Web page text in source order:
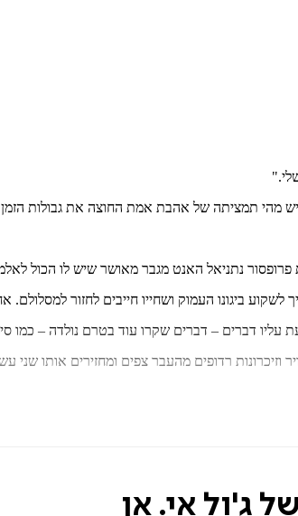
מהי תמציתה של אהבת אמת החוצה את גבולות
נתניאל האנט מגבר מאושר שיש לו הכול
לשקוע ביגונו העמוק ושחייו חייבים לחזור
עליו דברים – דברים שקרו עוד בטרם נולדה –
וזיכרונות רדופים מהעבר צפים ומחזירים אותו
ג'ול אי. אן